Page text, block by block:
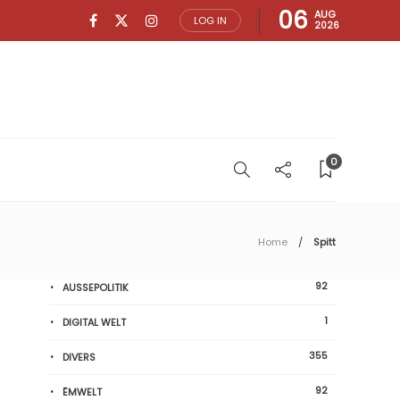
LOG IN 06 AUG
2026
0
Home Spitt
AUSSEPOLITIK 92
DIGITAL WELT 1
DIVERS 355
ËMWELT 92